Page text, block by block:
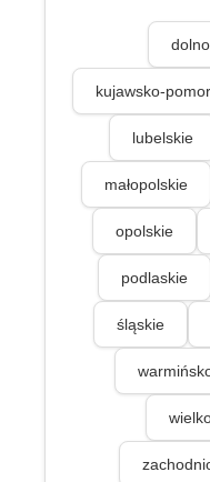
kujawsko-
lubelskie
małopolskie
opolskie
podlaskie
śląskie